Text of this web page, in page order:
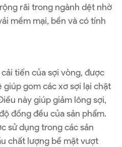
rãi trong ngành dệt nhờ
mềm mại, bền và có tính
tiến của sợi vòng, được
gom các xơ sợi lại chặt
này giúp giảm lông sợi,
đồng đều của sản phẩm.
sử dụng trong các sản
chất lượng bề mặt vượt